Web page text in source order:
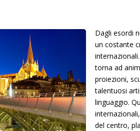
Dagli esordi
un costante
torna ad
proiezioni,
talentuosi
linguaggio.
del centro,